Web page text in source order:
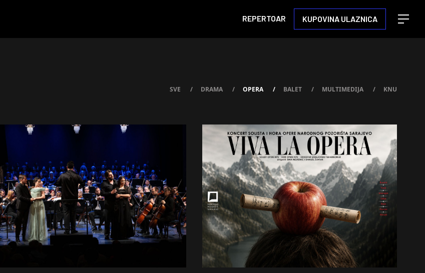
REPERTOAR KUPOVINA ULAZNICA
Open
SVE / DRAMA / OPERA / BALET / MULTIMEDIJA / KNU